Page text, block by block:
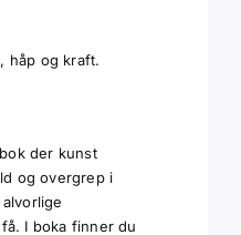
håp og kraft.
der kunst
og overgrep i
I boka finner du